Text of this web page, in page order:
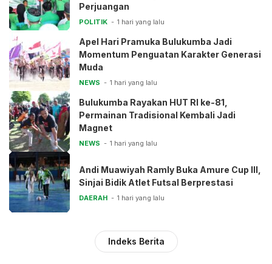
Perjuangan
POLITIK 1 hari yang lalu
Apel Hari Pramuka Bulukumba Jadi
Momentum Penguatan Karakter Generasi
Muda
NEWS 1 hari yang lalu
Bulukumba Rayakan HUT RI ke-81,
Permainan Tradisional Kembali Jadi
Magnet
NEWS 1 hari yang lalu
Andi Muawiyah Ramly Buka Amure Cup III,
Sinjai Bidik Atlet Futsal Berprestasi
DAERAH 1 hari yang lalu
Indeks Berita